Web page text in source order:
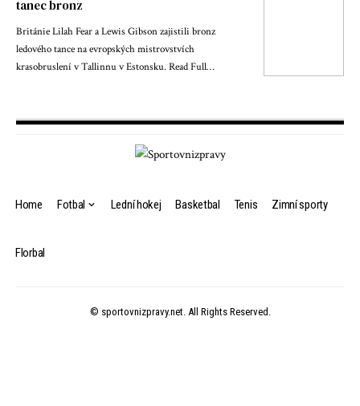
tanec bronz
Británie Lilah Fear a Lewis Gibson zajistili bronz
ledového tance na evropských mistrovstvích
krasobruslení v Tallinnu v Estonsku. Read Full…
Home Fotbal Lední hokej Basketbal Tenis Zimní sporty
Florbal
© sportovnizpravy.net. All Rights Reserved.